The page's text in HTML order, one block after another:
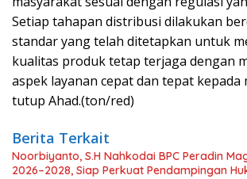
Setiap tahapan distribusi dilakukan
standar yang telah ditetapkan untuk
kualitas produk tetap terjaga dengan
aspek layanan cepat dan tepat kepada
tutup Ahad.(ton/red)
Berita Terkait
Noorbiyanto, S.H Nahkodai BPC Peradin
2026–2028, Siap Perkuat Pendampingan